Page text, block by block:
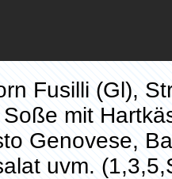
Fusilli (Gl),
mit
Genovese,
uvm.